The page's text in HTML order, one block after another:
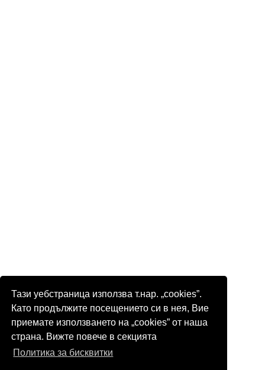
Тази уебстраница използва т.нар. „cookies”.
Като продължите посещението си в нея, Вие
приемате използването на „cookies” от наша
страна. Вижте повече в секцията
Политика за бисквитки